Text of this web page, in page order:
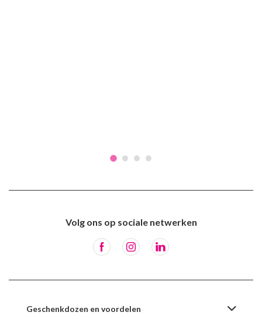
Volg ons op sociale netwerken
Geschenkdozen en voordelen